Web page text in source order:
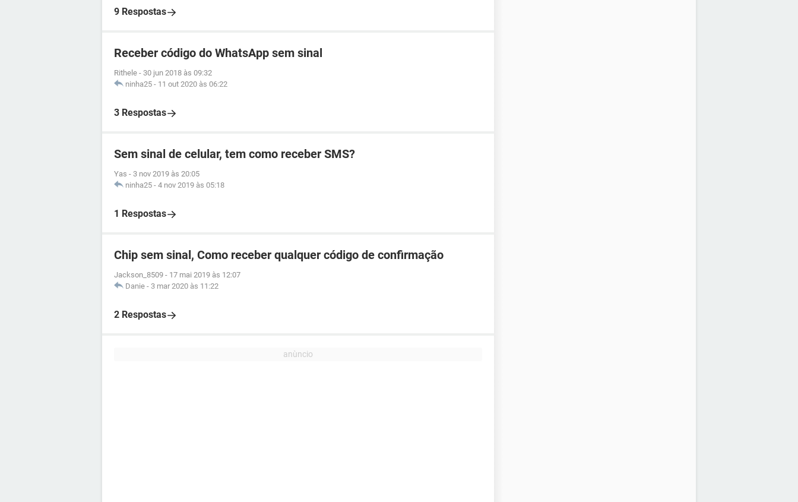
9 Respostas
Receber código do WhatsApp sem sinal
Rithele - 30 jun 2018 às 09:32
ninha25 - 11 out 2020 às 06:22
3 Respostas
Sem sinal de celular, tem como receber SMS?
Yas - 3 nov 2019 às 20:05
ninha25 - 4 nov 2019 às 05:18
1 Respostas
Chip sem sinal, Como receber qualquer código de confirmação
Jackson_8509 - 17 mai 2019 às 12:07
Danie - 3 mar 2020 às 11:22
2 Respostas